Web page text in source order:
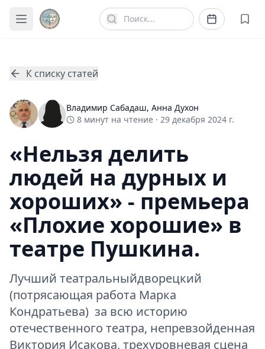
К списку статей
Владимир Сабадаш, Анна Духон
8 минут на чтение · 29 декабря 2024 г.
«Нельзя делить
людей на дурных и
хороших» - премьера
«Плохие хорошие» в
театре Пушкина.
Лучший театральныйдворецкий
(потрясающая работа Марка
Кондратьева) за всю историю
отечественного театра, непревзойденная
Виктория Исакова, трехуровневая сцена